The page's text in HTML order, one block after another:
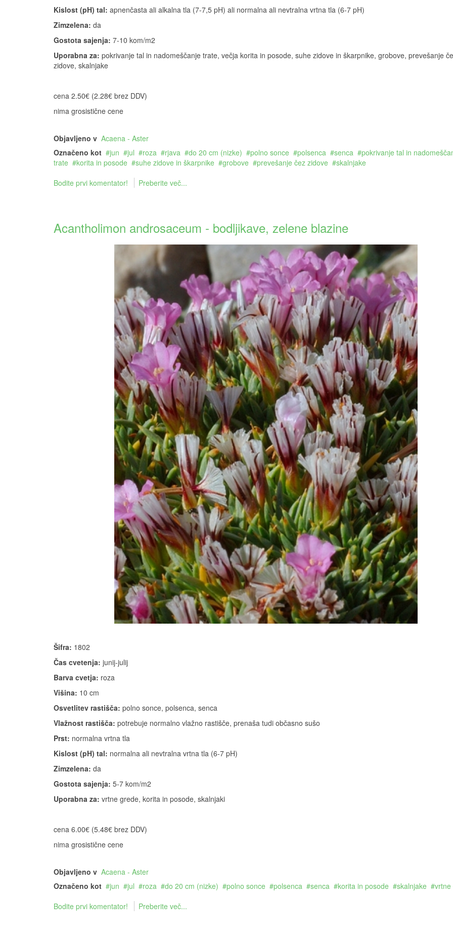
Kislost (pH) tal: apnenčasta ali alkalna tla (7-7,5 pH) ali normalna ali nevtralna vrtna tla (6-7 pH)
Zimzelena: da
Gostota sajenja: 7-10 kom/m2
Uporabna za: pokrivanje tal in nadomeščanje trate, večja korita in posode, suhe zidove in škarpnike, grobove, prevešanje
zidove, skalnjake
cena 2.50€ (2.28€ brez DDV)
nima grosistične cene
Objavljeno v Acaena - Aster
Označeno kot
jun jul roza rjava do 20 cm (nizke) polno sonce polsenca senca
pokrivanje tal in
trate
korita in posode suhe zidove in škarpnike grobove prevešanje čez zidove
skalnjake
Bodite prvi komentator!
Preberite več...
Acantholimon androsaceum - bodljikave, zelene blazine
Šifra: 1802
Čas cvetenja: junij-julij
Barva cvetja: roza
Višina: 10 cm
Osvetlitev rastišča: polno sonce, polsenca, senca
Vlažnost rastišča: potrebuje normalno vlažno rastišče, prenaša tudi občasno sušo
Prst: normalna vrtna tla
Kislost (pH) tal: normalna ali nevtralna vrtna tla (6-7 pH)
Zimzelena: da
Gostota sajenja: 5-7 kom/m2
Uporabna za: vrtne grede, korita in posode, skalnjaki
cena 6.00€ (5.48€ brez DDV)
nima grosistične cene
Objavljeno v Acaena - Aster
Označeno kot
jun jul roza do 20 cm (nizke) polno sonce polsenca senca korita in posode skalnjake
vrtne
Bodite prvi komentator!
Preberite več...